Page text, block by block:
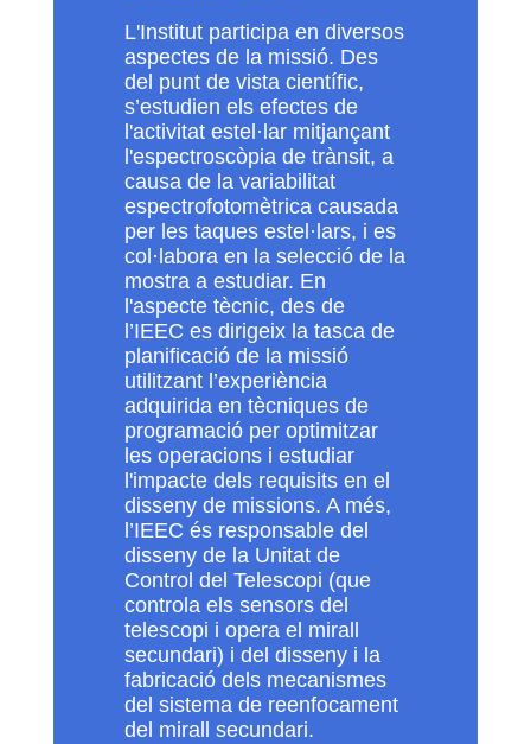
L'Institut participa en diversos
aspectes de la missió. Des
del punt de vista científic,
s’estudien els efectes de
l'activitat estel·lar mitjançant
l'espectroscòpia de trànsit, a
causa de la variabilitat
espectrofotomètrica causada
per les taques estel·lars, i es
col·labora en la selecció de la
mostra a estudiar. En
l'aspecte tècnic, des de
l’IEEC es dirigeix la tasca de
planificació de la missió
utilitzant l’experiència
adquirida en tècniques de
programació per optimitzar
les operacions i estudiar
l'impacte dels requisits en el
disseny de missions. A més,
l’IEEC és responsable del
disseny de la Unitat de
Control del Telescopi (que
controla els sensors del
telescopi i opera el mirall
secundari) i del disseny i la
fabricació dels mecanismes
del sistema de reenfocament
del mirall secundari.